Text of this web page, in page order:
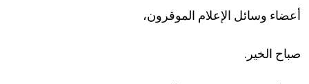
أعضاء وسائل الإعلام الموقرون،
صباح الخير.